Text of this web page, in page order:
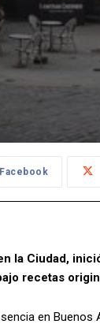
Facebook
la Ciudad,
recetas
en